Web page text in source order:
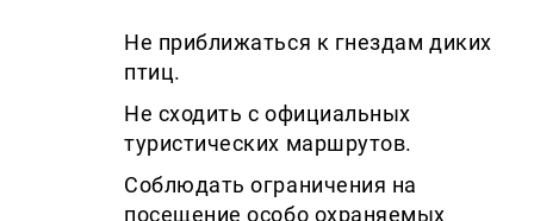
Не приближаться к гнездам диких
птиц.
Не сходить с официальных
туристических маршрутов.
Соблюдать ограничения на
посещение особо охраняемых